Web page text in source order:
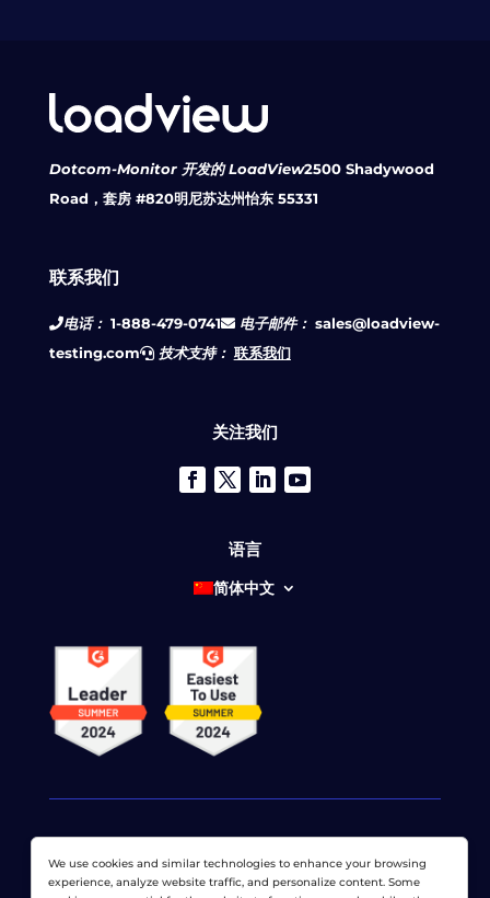
Dotcom-Monitor 开发的 LoadView2500 Shadywood
Road，套房 #820明尼苏达州怡东 55331
联系我们
电话： 1-888-479-0741 电子邮件： sales@loadview-
testing.com
技术支持： 联系我们
关注我们
语言
简体中文
© 2026 网络显示器公司 版权所有。 LoadView 是 Dotcom-
Monitor公司
We use cookies and similar technologies to enhance your browsing
experience, analyze website traffic, and personalize content. Some